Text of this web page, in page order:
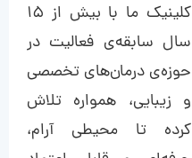
کلینیک ما با بیش از ۱۵
سال سابقه‌ی فعالیت در
حوزه‌ی درمان‌های تخصصی
و زیبایی، همواره تلاش
کرده تا محیطی آرام،